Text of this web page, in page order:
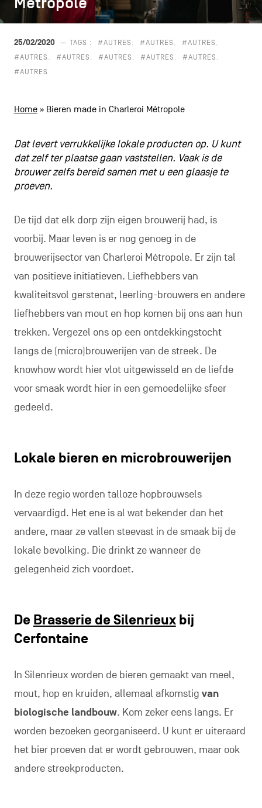
navigatie
NL EN FR
25/02/2020 — TAGS : #AUTRES #AUTRES
#AUTRES
#AUTRES
#AUTRES #AUTRES #AUTRES
#AUTRES
#AUTRES
Home» Bieren made in Charleroi Métropole
Dat levert verrukkelijke lokale producten op. U kunt
dat zelf ter plaatse gaan vaststellen. Vaak is de
brouwer zelfs bereid samen met u een glaasje te
proeven.
De tijd dat elk dorp zijn eigen brouwerij had, is
voorbij. Maar leven is er nog genoeg in de
brouwerijsector van Charleroi Métropole. Er zijn tal
van positieve initiatieven. Liefhebbers van
kwaliteitsvol gerstenat, leerling-brouwers en andere
liefhebbers van mout en hop komen bij ons aan hun
trekken. Vergezel ons op een ontdekkingstocht
langs de (micro)brouwerijen van de streek. De
knowhow wordt hier vlot uitgewisseld en de liefde
voor smaak wordt hier in een gemoedelijke sfeer
gedeeld.
Lokale bieren en microbrouwerijen
In deze regio worden talloze hopbrouwsels
vervaardigd. Het ene is al wat bekender dan het
andere, maar ze vallen steevast in de smaak bij de
lokale bevolking. Die drinkt ze wanneer de
gelegenheid zich voordoet.
De Brasserie de Silenrieuxbij
Cerfontaine
In Silenrieux worden de bieren gemaakt van meel,
mout, hop en kruiden, allemaal afkomstig van
biologische landbouw. Kom zeker eens langs. Er
worden bezoeken georganiseerd. U kunt er uiteraard
het bier proeven dat er wordt gebrouwen, maar ook
andere streekproducten.